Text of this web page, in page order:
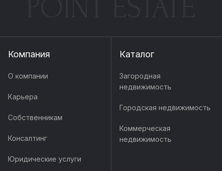
Компания
О компании
Карьера
Собственникам
Консалтинг
Юридические услуги
Каталог
Загородная
недвижимость
Городская недвижимость
Коммерческая
недвижимость